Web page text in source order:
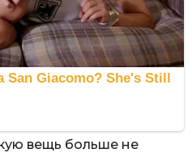
вещь больше не